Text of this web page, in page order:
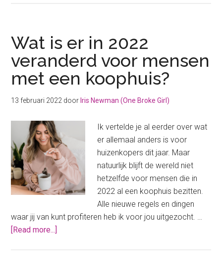
de
WOZ
waarde
van
jouw
Wat is er in 2022
veranderd voor mensen
met een koophuis?
13 februari 2022 door Iris Newman (One Broke Girl)
Ik vertelde je al eerder over wat
er allemaal anders is voor
huizenkopers dit jaar. Maar
natuurlijk blijft de wereld niet
hetzelfde voor mensen die in
2022 al een koophuis bezitten.
Alle nieuwe regels en dingen
waar jij van kunt profiteren heb ik voor jou uitgezocht. …
[Read more...]